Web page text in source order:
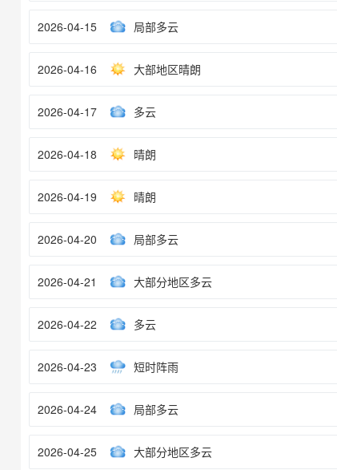
2026-04-15 局部多云
2026-04-16 大部地区晴朗
2026-04-17 多云
2026-04-18 晴朗
2026-04-19 晴朗
2026-04-20 局部多云
2026-04-21 大部分地区多云
2026-04-22 多云
2026-04-23 短时阵雨
2026-04-24 局部多云
2026-04-25 大部分地区多云